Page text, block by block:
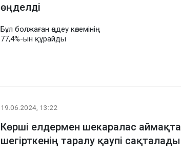
өңделді
Бұл болжаған өңдеу көлемінің
77,4%-ын құрайды
19.06.2024, 13:22
Көрші елдермен шекаралас аймақта
шегірткенің таралу қаупі сақталады